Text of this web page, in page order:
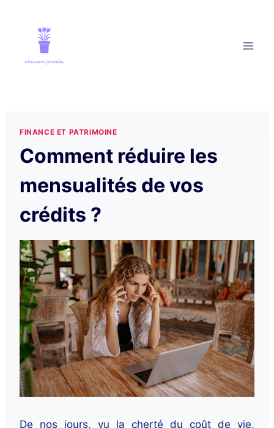
contenu
FINANCE ET PATRIMOINE
Comment réduire les
mensualités de vos
crédits ?
De nos jours, vu la cherté du coût de vie,